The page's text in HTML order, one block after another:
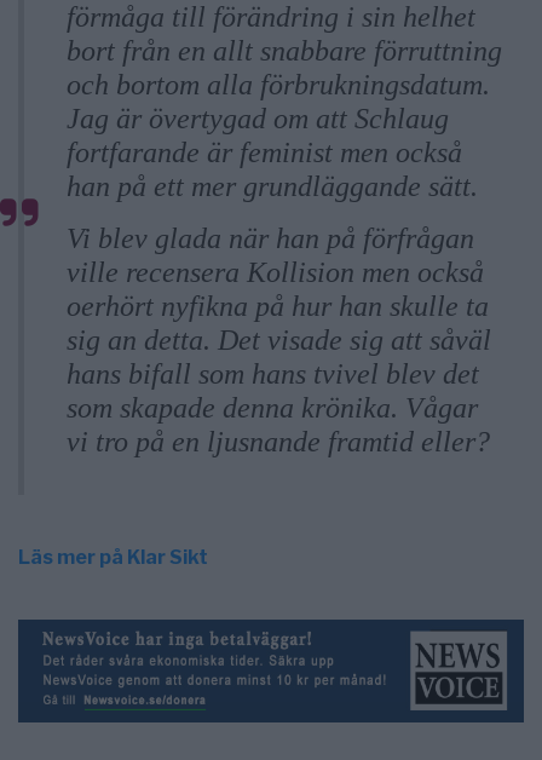
förmåga till förändring i sin helhet
bort från en allt snabbare förruttning
och bortom alla förbrukningsdatum.
Jag är övertygad om att Schlaug
fortfarande är feminist men också
han på ett mer grundläggande sätt.
Vi blev glada när han på förfrågan
ville recensera Kollision men också
oerhört nyfikna på hur han skulle ta
sig an detta. Det visade sig att såväl
hans bifall som hans tvivel blev det
som skapade denna krönika. Vågar
vi tro på en ljusnande framtid eller?
Läs mer på Klar Sikt